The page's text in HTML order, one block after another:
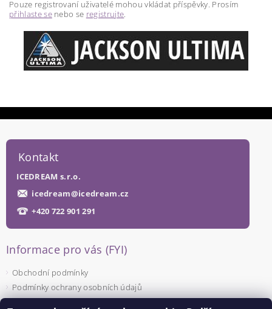
Pouze registrovaní uživatelé mohou vkládat příspěvky. Prosím
přihlaste senebo se registrujte.
Kontakt
ICEDREAM s.r.o.
icedream@icedream.cz
+420 722 901 291
Informace pro vás (FYI)
Obchodní podmínky
Podmínky ochrany osobních údajů